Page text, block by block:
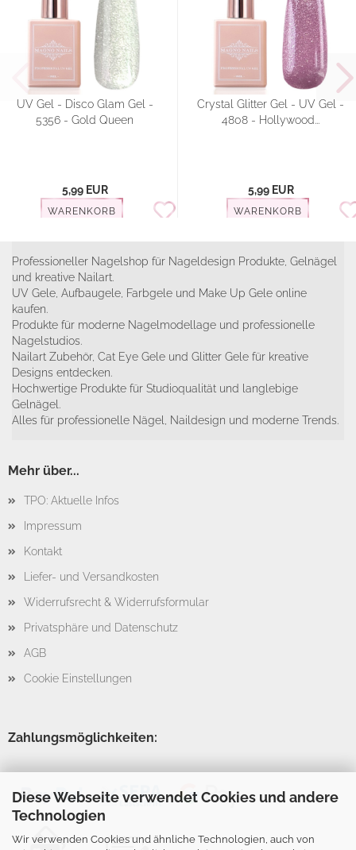
Diese Webseite verwendet Cookies und andere
Technologien
Wir verwenden Cookies und ähnliche Technologien, auch von
UV Gel - Disco Glam Gel -
5356 - Gold Queen
5,99 EUR
WARENKORB
Crystal Glitter Gel - UV Gel -
4808 - Hollywood...
5,99 EUR
WARENKORB
Professioneller Nagelshop für Nageldesign Produkte, Gelnägel
und kreative Nailart.
UV Gele, Aufbaugele, Farbgele und Make Up Gele online
kaufen.
Produkte für moderne Nagelmodellage und professionelle
Nagelstudios.
Nailart Zubehör, Cat Eye Gele und Glitter Gele für kreative
Designs entdecken.
Hochwertige Produkte für Studioqualität und langlebige
Gelnägel.
Alles für professionelle Nägel, Naildesign und moderne Trends.
Mehr über...
TPO: Aktuelle Infos
Impressum
Kontakt
Liefer- und Versandkosten
Widerrufsrecht & Widerrufsformular
Privatsphäre und Datenschutz
AGB
Cookie Einstellungen
Zahlungsmöglichkeiten: